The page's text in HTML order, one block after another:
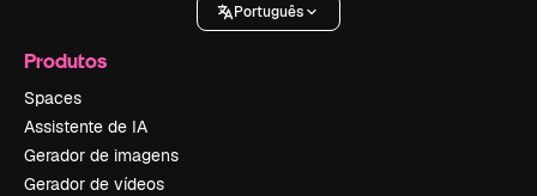
Português
Produtos
Spaces
Assistente de IA
Gerador de imagens
Gerador de vídeos